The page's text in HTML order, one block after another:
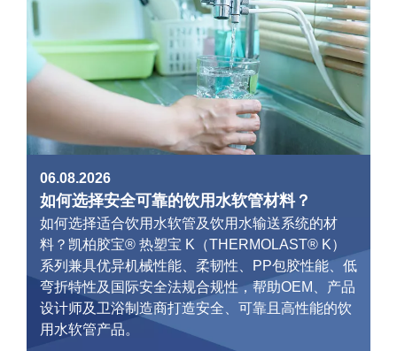
06.08.2026
如何选择安全可靠的饮用水软管材料？
如何选择适合饮用水软管及饮用水输送系统的材
料？凯柏胶宝® 热塑宝 K（THERMOLAST® K）
系列兼具优异机械性能、柔韧性、PP包胶性能、低
弯折特性及国际安全法规合规性，帮助OEM、产品
设计师及卫浴制造商打造安全、可靠且高性能的饮
用水软管产品。